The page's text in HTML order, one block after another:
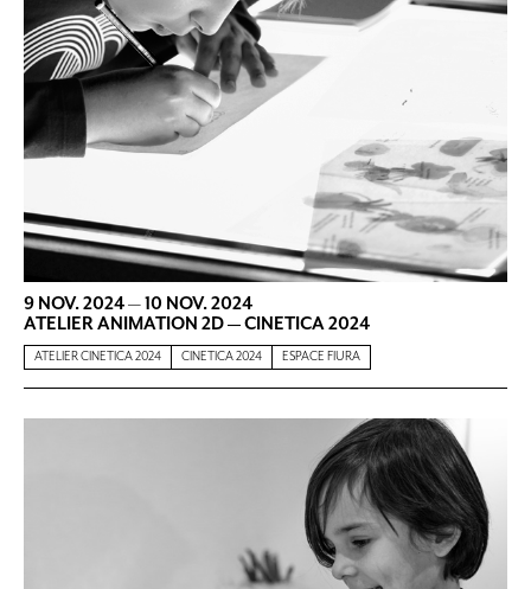
9 NOV. 2024—10 NOV. 2024
ATELIER ANIMATION 2D — CINETICA 2024
ATELIER CINETICA 2024 CINETICA 2024 ESPACE FIURA